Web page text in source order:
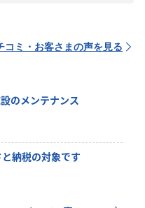
コミ・お客さまの声を見る
のメンテナンス
納税の対象です